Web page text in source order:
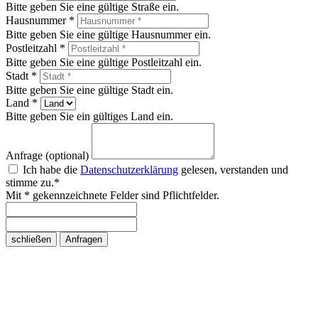
Bitte geben Sie eine gültige Straße ein.
Hausnummer *
Bitte geben Sie eine gültige Hausnummer ein.
Postleitzahl *
Bitte geben Sie eine gültige Postleitzahl ein.
Stadt *
Bitte geben Sie eine gültige Stadt ein.
Land *
Bitte geben Sie ein gültiges Land ein.
Anfrage (optional)
Ich habe die Datenschutzerklärung gelesen, verstanden und
stimme zu.*
Mit * gekennzeichnete Felder sind Pflichtfelder.
schließen Anfragen